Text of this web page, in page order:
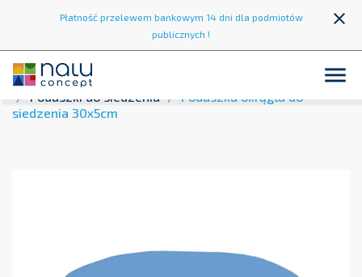
Płatność przelewem bankowym 14 dni dla podmiotów
publicznych !
close

Strona główna
Pufy i siedziska
Poduszki do siedzenia
Poduszka okrągła do
siedzenia 30x5cm